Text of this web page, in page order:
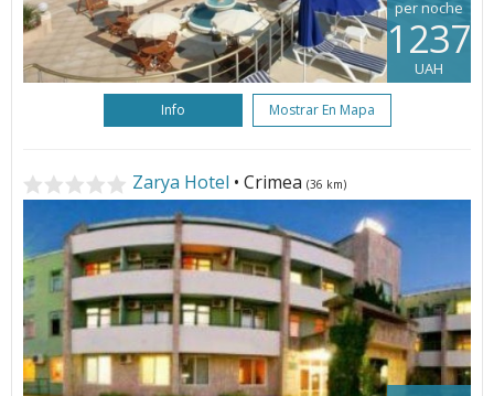
per noche
1237
UAH
Info Mostrar En Mapa
Zarya Hotel • Crimea (36 km)